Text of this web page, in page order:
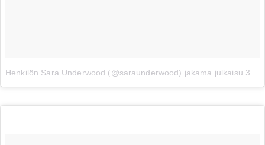
Henkilön Sara Underwood (@saraunderwood) jakama julkaisu 30. 05ta 2017 klo 15.37 PDT